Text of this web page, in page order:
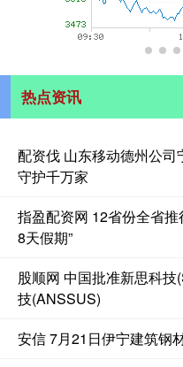
热点资讯
配资伐 山东移动德州公
守护千万家
指盈配资网 12省份全省
8天假期”
股顺网 中国批准新思科
技(ANSSUS)
安信 7月21日伊宁建筑钢